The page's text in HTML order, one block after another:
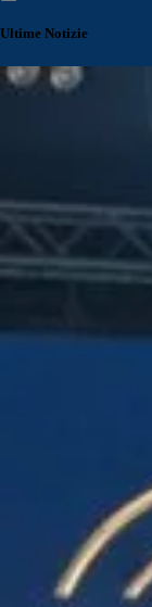
Ultime Notizie